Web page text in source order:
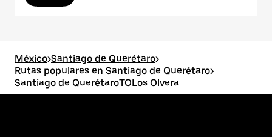
México>Santiago de Querétaro>
Rutas populares en Santiago de Querétaro>
Santiago de QuerétaroTOLos Olvera